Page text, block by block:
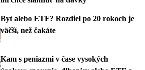
Byt alebo ETF? Rozdiel po 20 rokoch je
väčší, než čakáte
Kam s peniazmi v čase vysokých